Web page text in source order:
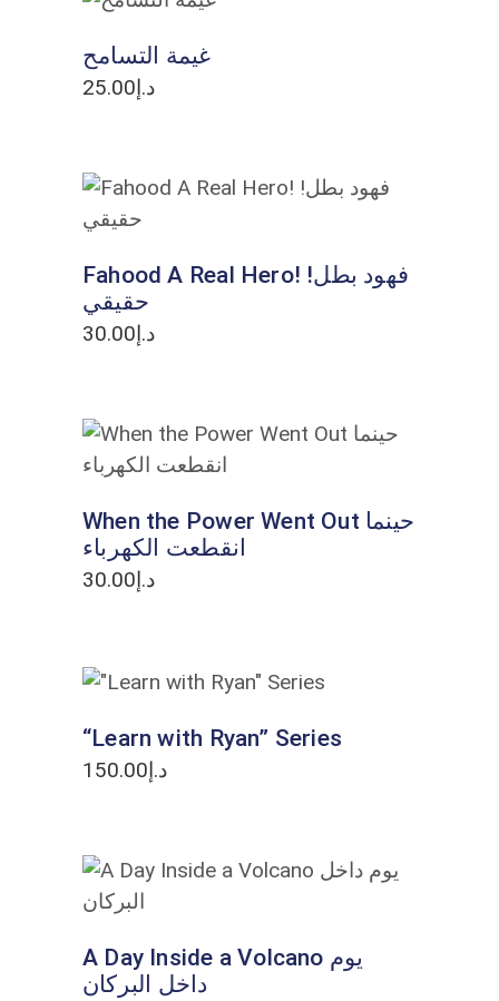
ADD TO CART
غيمة التسامح
د.إ25.00
Fahood A Real Hero! !فهود بطل
حقيقي
د.إ30.00
When the Power Went Out حينما
انقطعت الكهرباء
د.إ30.00
ADD TO CART
“Learn with Ryan” Series
د.إ150.00
A Day Inside a Volcano يوم
داخل البركان